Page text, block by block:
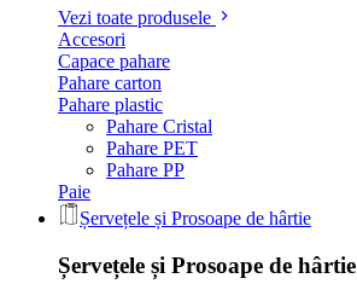
Vezi toate produsele
Accesori
Capace pahare
Pahare carton
Pahare plastic
Pahare Cristal
Pahare PET
Pahare PP
Paie
Șervețele și Prosoape de hârtie
Șervețele și Prosoape de hârtie